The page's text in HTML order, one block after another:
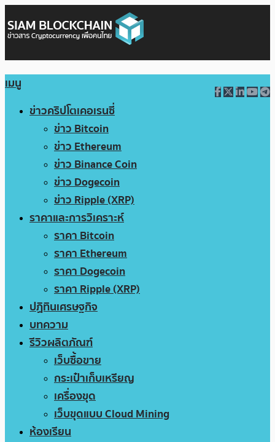
เมนู
ข่าวคริปโตเคอเรนซี่
ข่าว Bitcoin
ข่าว Ethereum
ข่าว Binance Coin
ข่าว Dogecoin
ข่าว Ripple (XRP)
ราคาและการวิเคราะห์
ราคา Bitcoin
ราคา Ethereum
ราคา Dogecoin
ราคา Ripple (XRP)
ปฏิทินเศรษฐกิจ
บทความ
รีวิวผลิตภัณฑ์
เว็บซื้อขาย
กระเป๋าเก็บเหรียญ
เครื่องขุด
เว็บขุดแบบ Cloud Mining
ห้องเรียน